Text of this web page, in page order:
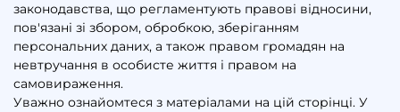
законодавства, що регламентують правові відносини,
пов'язані зі збором, обробкою, зберіганням
персональних даних, а також правом громадян на
невтручання в особисте життя і правом на
самовираження.
Уважно ознайомтеся з матеріалами на цій сторінці. У